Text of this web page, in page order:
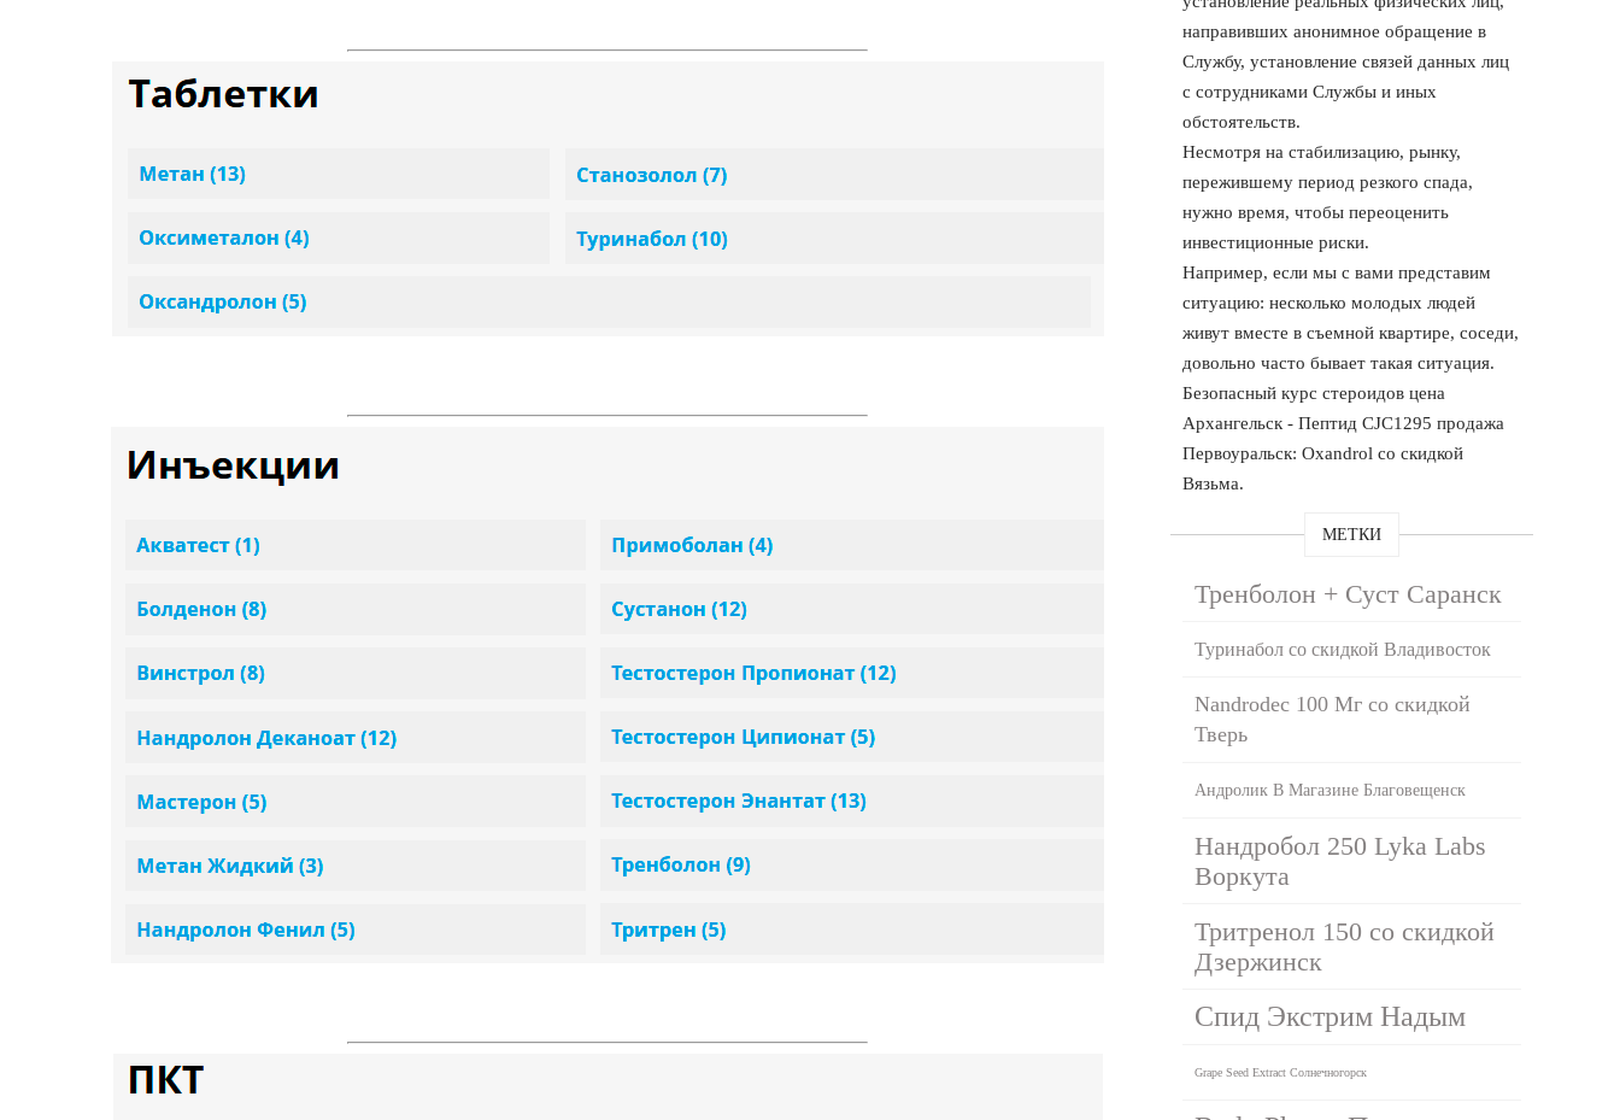
направивших анонимное обращение в
Службу, установление связей данных лиц
с сотрудниками Службы и иных
обстоятельств.
Несмотря на стабилизацию, рынку,
пережившему период резкого спада,
нужно время, чтобы переоценить
инвестиционные риски.
Например, если мы с вами представим
ситуацию: несколько молодых людей
живут вместе в съемной квартире, соседи,
довольно часто бывает такая ситуация.
Безопасный курс стероидов цена
Архангельск - Пептид CJC1295 продажа
Первоуральск: Oxandrol со скидкой
Вязьма.
МЕТКИ
Тренболон + Суст Саранск
Туринабол со скидкой Владивосток
Nandrodec 100 Мг со скидкой
Тверь
Андролик В Магазине Благовещенск
Нандробол 250 Lyka Labs
Воркута
Тритренол 150 со скидкой
Дзержинск
Спид Экстрим Надым
Grape Seed Extract Солнечногорск